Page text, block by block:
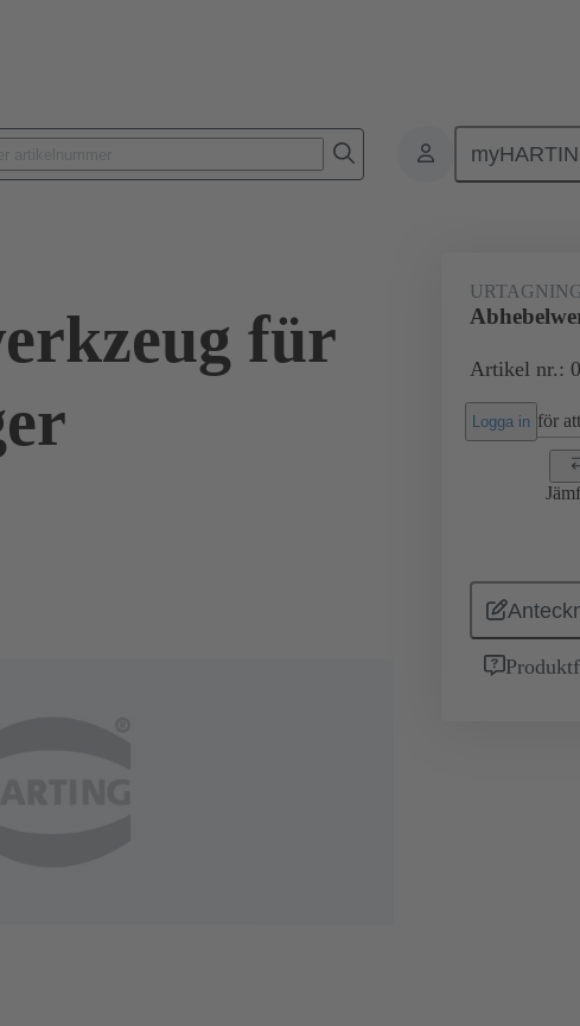
02 99 000 0006
für
Artikel nr.:
Logga in för